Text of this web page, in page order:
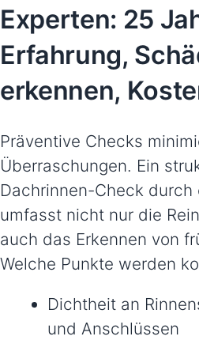
Experten: 25
Erfahrung,
erkennen,
Präventive Checks
Überraschungen. Ein
Dachrinnen-Check
umfasst nicht nur die
auch das Erkennen von
Welche Punkte werden
Dichtheit an
und Anschlüssen